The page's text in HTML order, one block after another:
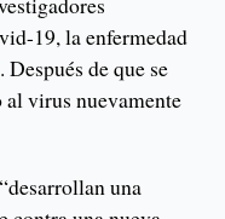
19, la enfermedad
de que se
al virus nuevamente
una